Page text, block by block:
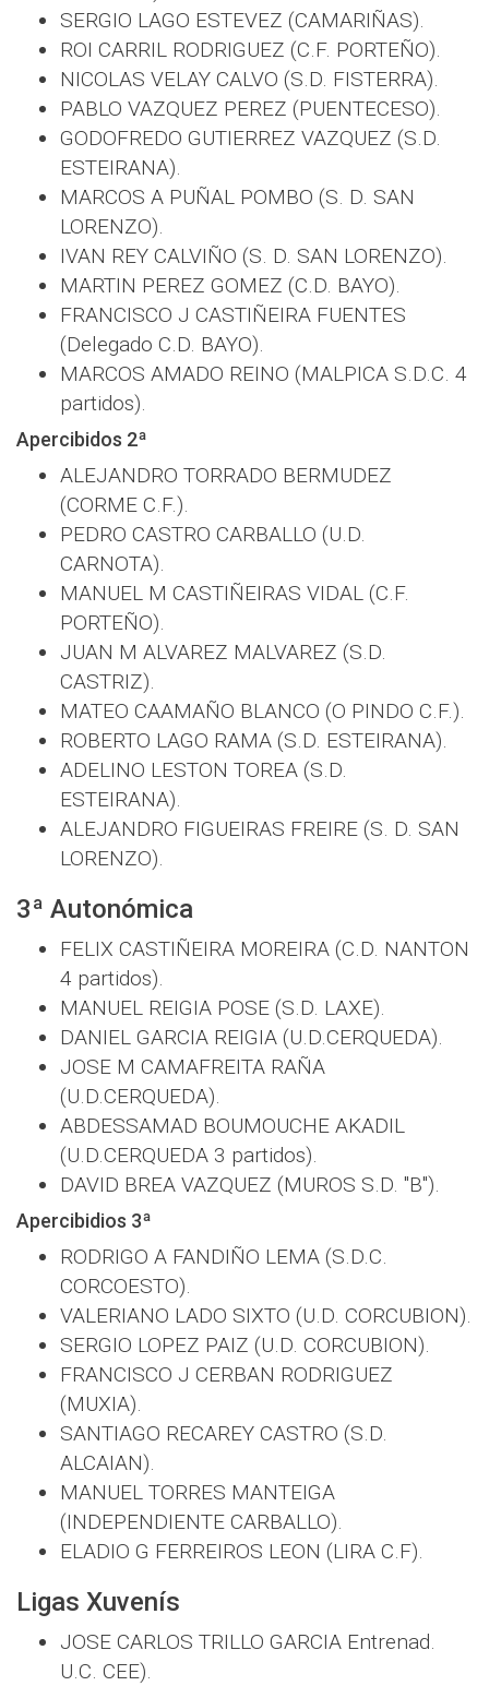
SERGIO LAGO ESTEVEZ (CAMARIÑAS).
ROI CARRIL RODRIGUEZ (C.F. PORTEÑO).
NICOLAS VELAY CALVO (S.D. FISTERRA).
PABLO VAZQUEZ PEREZ (PUENTECESO).
GODOFREDO GUTIERREZ VAZQUEZ (S.D.
ESTEIRANA).
MARCOS A PUÑAL POMBO (S. D. SAN
LORENZO).
IVAN REY CALVIÑO (S. D. SAN LORENZO).
MARTIN PEREZ GOMEZ (C.D. BAYO).
FRANCISCO J CASTIÑEIRA FUENTES
(Delegado C.D. BAYO).
MARCOS AMADO REINO (MALPICA S.D.C. 4
partidos).
Apercibidos 2ª
ALEJANDRO TORRADO BERMUDEZ
(CORME C.F.).
PEDRO CASTRO CARBALLO (U.D.
CARNOTA).
MANUEL M CASTIÑEIRAS VIDAL (C.F.
PORTEÑO).
JUAN M ALVAREZ MALVAREZ (S.D.
CASTRIZ).
MATEO CAAMAÑO BLANCO (O PINDO C.F.).
ROBERTO LAGO RAMA (S.D. ESTEIRANA).
ADELINO LESTON TOREA (S.D.
ESTEIRANA).
ALEJANDRO FIGUEIRAS FREIRE (S. D. SAN
LORENZO).
3ª Autonómica
FELIX CASTIÑEIRA MOREIRA (C.D. NANTON
4 partidos).
MANUEL REIGIA POSE (S.D. LAXE).
DANIEL GARCIA REIGIA (U.D.CERQUEDA).
JOSE M CAMAFREITA RAÑA
(U.D.CERQUEDA).
ABDESSAMAD BOUMOUCHE AKADIL
(U.D.CERQUEDA 3 partidos).
DAVID BREA VAZQUEZ (MUROS S.D. "B").
Apercibidios 3ª
RODRIGO A FANDIÑO LEMA (S.D.C.
CORCOESTO).
VALERIANO LADO SIXTO (U.D. CORCUBION).
SERGIO LOPEZ PAIZ (U.D. CORCUBION).
FRANCISCO J CERBAN RODRIGUEZ
(MUXIA).
SANTIAGO RECAREY CASTRO (S.D.
ALCAIAN).
MANUEL TORRES MANTEIGA
(INDEPENDIENTE CARBALLO).
ELADIO G FERREIROS LEON (LIRA C.F).
Ligas Xuvenís
JOSE CARLOS TRILLO GARCIA Entrenad.
U.C. CEE).